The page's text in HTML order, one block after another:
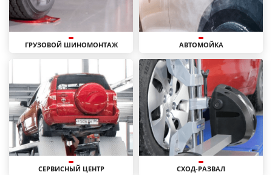
ГРУЗОВОЙ ШИНОМОНТАЖ АВТОМОЙКА
СЕРВИСНЫЙ ЦЕНТР СХОД-РАЗВАЛ